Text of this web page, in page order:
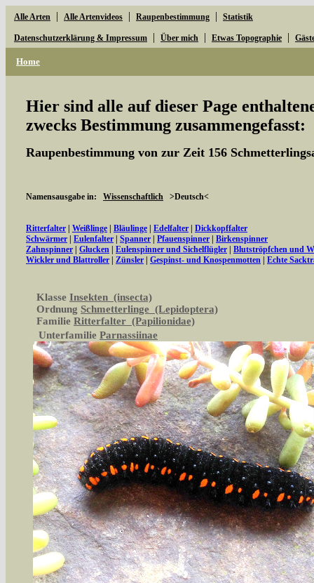
Alle Arten | Alle Artenvideos | Raupenbestimmung | Statistik
Datenschutzerklärung & Impressum | Über mich | Etwas Topographie |
Home
Hier sind alle auf dieser Page
zwecks Bestimmung zusammengefasst:
Raupenbestimmung von zur Zeit 156
Namensausgabe in: Wissenschaftlich >Deutsch<
Ritterfalter Weißlinge Bläulinge Edelfalter
Dickkopffalter
Schwärmer
Eulenfalter Spanner Pfauenspinner
Birkenspinner
Zahnspinner
Glucken Eulenspinner und Sichelflügler
Blutströpfchen und
Wickler und Blattroller
Zünsler Gespinst- und Knospenmotten Echte
Klasse Insekten (insecta)
Ordnung Schmetterlinge (Lepidoptera)
Familie Ritterfalter (Papilionidae)
Unterfamilie Parnassiinae